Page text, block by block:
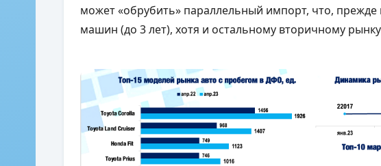
может «обрубить» параллельный импорт, что, прежде
машин (до 3 лет), хотя и остальному вторичному